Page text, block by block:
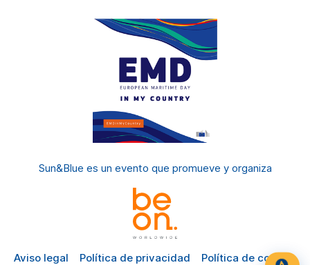
Sun&Blue es un evento que promueve y organiza
Aviso legal Política de privacidad Política de cookies